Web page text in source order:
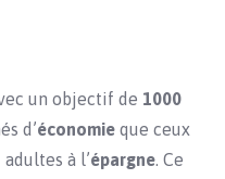
un objectif de 1000
d’économieque ceux
à l’épargne. Ce